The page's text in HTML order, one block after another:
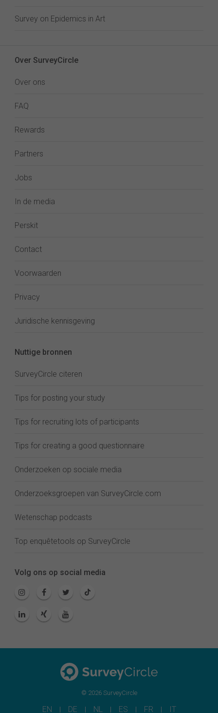
Survey on Epidemics in Art
Over SurveyCircle
Over ons
FAQ
Rewards
Partners
Jobs
In de media
Perskit
Contact
Voorwaarden
Privacy
Juridische kennisgeving
Nuttige bronnen
SurveyCircle citeren
Tips for posting your study
Tips for recruiting lots of participants
Tips for creating a good questionnaire
Onderzoeken op sociale media
Onderzoeksgroepen van SurveyCircle.com
Wetenschap podcasts
Top enquêtetools op SurveyCircle
Volg ons op social media
© 2026 SurveyCircle
EN DE NL ES FR IT